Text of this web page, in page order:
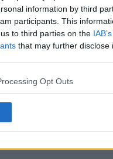
information by third
participants. This
to third parties on the
that may further disclose
Opt Outs
pentru conserva de
să urmezi pașii
sterilizarea
conservele de